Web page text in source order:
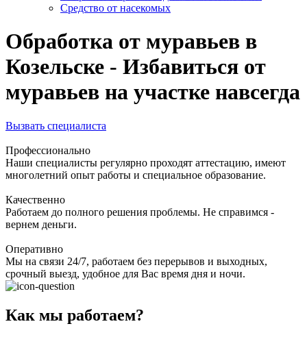
Средство от насекомых
Обработка от муравьев в
Козельске - Избавиться от
муравьев на участке навсегда
Вызвать специалиста
Профессионально
Наши специалисты регулярно проходят аттестацию, имеют
многолетний опыт работы и специальное образование.
Качественно
Работаем до полного решения проблемы. Не справимся -
вернем деньги.
Оперативно
Мы на связи 24/7, работаем без перерывов и выходных,
срочный выезд, удобное для Вас время дня и ночи.
Как мы работаем?